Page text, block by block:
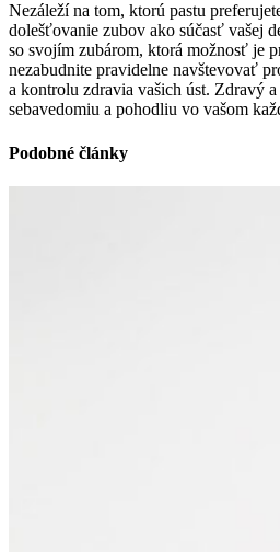
Nezáleží na tom, ktorú pastu
dolešťovanie zubov ako súčasť vašej
so svojím zubárom, ktorá možnosť je
nezabudnite pravidelne navštevovať
a kontrolu zdravia vašich úst. Zdravý
sebavedomiu a pohodliu vo vašom
Podobné články